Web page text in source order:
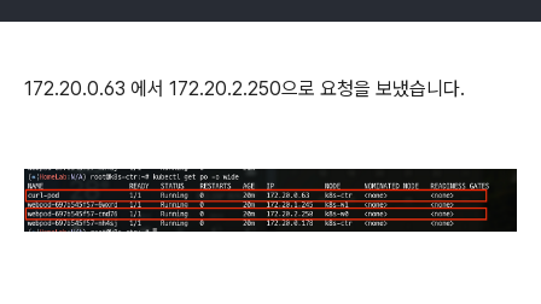
172.20.0.63 에서 172.20.2.250으로 요청을 보냈습니다.